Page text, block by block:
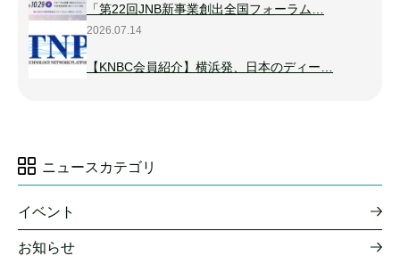
「第22回JNB新事業創出全国フォーラム…
2026.07.14
【KNBC会員紹介】横浜発、日本のディー…
ニュースカテゴリ
イベント
お知らせ